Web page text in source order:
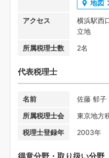
地図
アクセス
横浜駅
立地
所属税理士数
2名
代表税理士
名前
佐藤 郁子
所属税理士会
東京地方
税理士登録年
2003年
得意分野・取り扱い分野